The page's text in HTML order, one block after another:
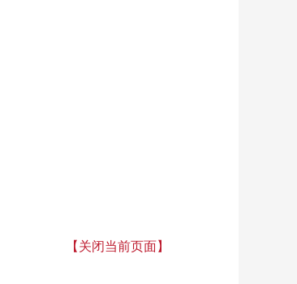
【关闭当前页面】